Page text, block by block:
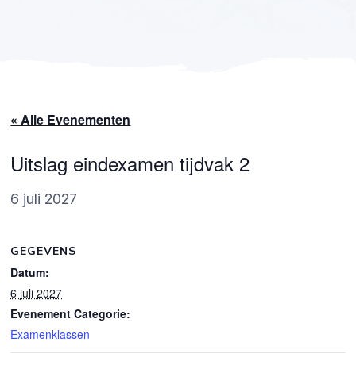
« Alle Evenementen
Uitslag eindexamen tijdvak 2
6 juli 2027
GEGEVENS
Datum:
6 juli 2027
Evenement Categorie:
Examenklassen